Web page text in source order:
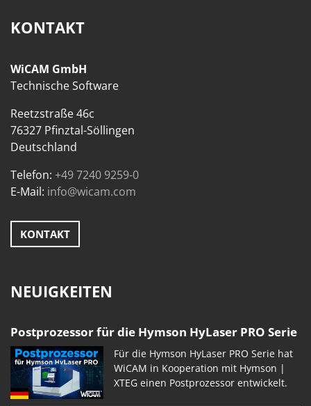
KONTAKT
WiCAM GmbH
Technische Software
Reetzstraße 46c
76327 Pfinztal-Söllingen
Deutschland
Telefon: +49 7240 9259-0
E-Mail: info@wicam.com
KONTAKT
NEUIGKEITEN
Postprozessor für die Hymson HyLaser PRO Serie
Für die Hymson HyLaser PRO Serie hat
WiCAM in Kooperation mit Hymson |
XTEG einen Postprozessor entwickelt.